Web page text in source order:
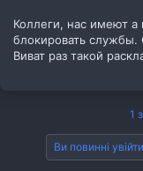
Коллеги, нас имеют
блокировать
Виват раз такой
1
Ви повинні